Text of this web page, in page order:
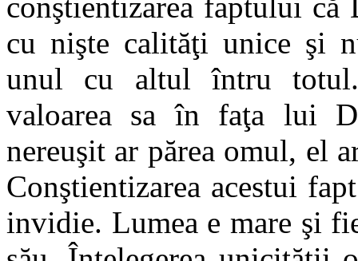
cu nişte calităţi unice şi
unul cu altul întru
valoarea sa în faţa lui
nereuşit ar părea omul, el
Conştientizarea acestui
invidie. Lumea e mare şi